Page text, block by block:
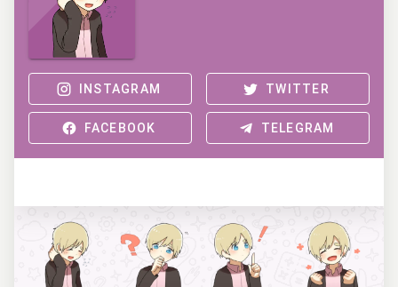
INSTAGRAM TWITTER
FACEBOOK TELEGRAM